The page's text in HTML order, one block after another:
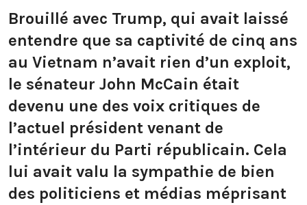
Brouillé avec Trump, qui avait laissé
entendre que sa captivité de cinq ans
au Vietnam n’avait rien d’un exploit,
le sénateur John McCain était
devenu une des voix critiques de
l’actuel président venant de
l’intérieur du Parti républicain. Cela
lui avait valu la sympathie de bien
des politiciens et médias méprisant